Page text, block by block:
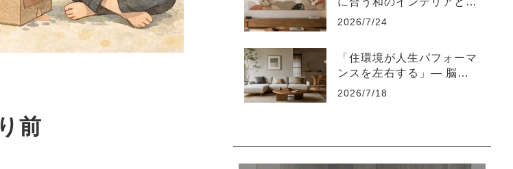
前
り方
2026/7/24
「住環境が人生パフォーマ
ンスを左右する」― 脳を
疲れさせない“知的な住環
2026/7/18